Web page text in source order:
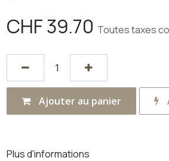
CHF39.70 Toutes taxes
Ajouter au panier
Plus d'informations